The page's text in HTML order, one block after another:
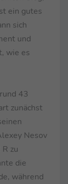
ein gutes
sich
und
wie es
43
zunächst
Nesov
zu
die
während